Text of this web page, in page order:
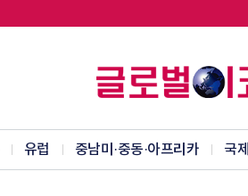
유럽 중남미·중동·아프리카 국제